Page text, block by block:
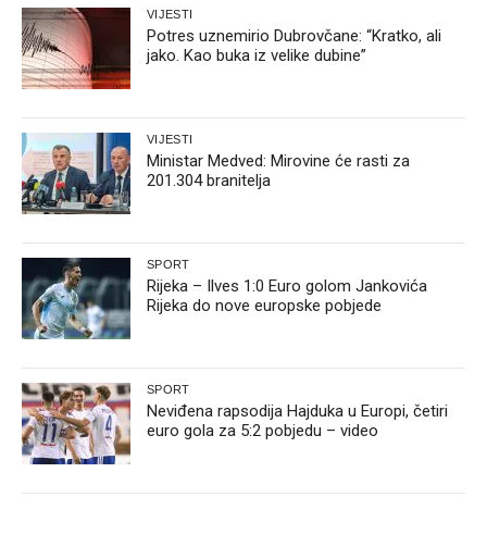
VIJESTI
Potres uznemirio Dubrovčane: “Kratko, ali
jako. Kao buka iz velike dubine”
VIJESTI
Ministar Medved: Mirovine će rasti za
201.304 branitelja
SPORT
Rijeka – Ilves 1:0 Euro golom Jankovića
Rijeka do nove europske pobjede
SPORT
Neviđena rapsodija Hajduka u Europi, četiri
euro gola za 5:2 pobjedu – video